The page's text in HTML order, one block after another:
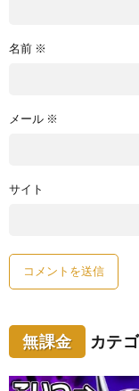
名前 ※
メール ※
サイト
無課金 カテ